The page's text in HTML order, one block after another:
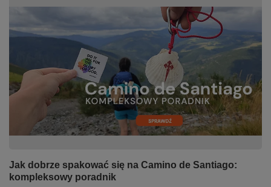
Jak dobrze spakować się na Camino de Santiago:
kompleksowy poradnik